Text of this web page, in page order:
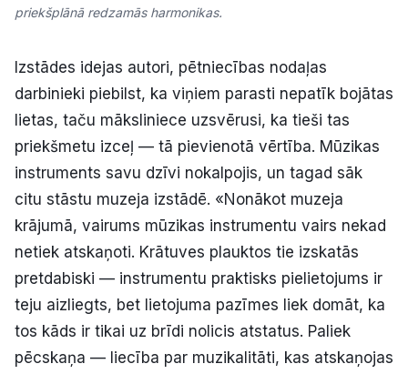
priekšplānā redzamās harmonikas.
Izstādes idejas autori, pētniecības nodaļas
darbinieki piebilst, ka viņiem parasti nepatīk bojātas
lietas, taču māksliniece uzsvērusi, ka tieši tas
priekšmetu izceļ — tā pievienotā vērtība. Mūzikas
instruments savu dzīvi nokalpojis, un tagad sāk
citu stāstu muzeja izstādē. «Nonākot muzeja
krājumā, vairums mūzikas instrumentu vairs nekad
netiek atskaņoti. Krātuves plauktos tie izskatās
pretdabiski — instrumentu praktisks pielietojums ir
teju aizliegts, bet lietojuma pazīmes liek domāt, ka
tos kāds ir tikai uz brīdi nolicis atstatus. Paliek
pēcskaņa — liecība par muzikalitāti, kas atskaņojas